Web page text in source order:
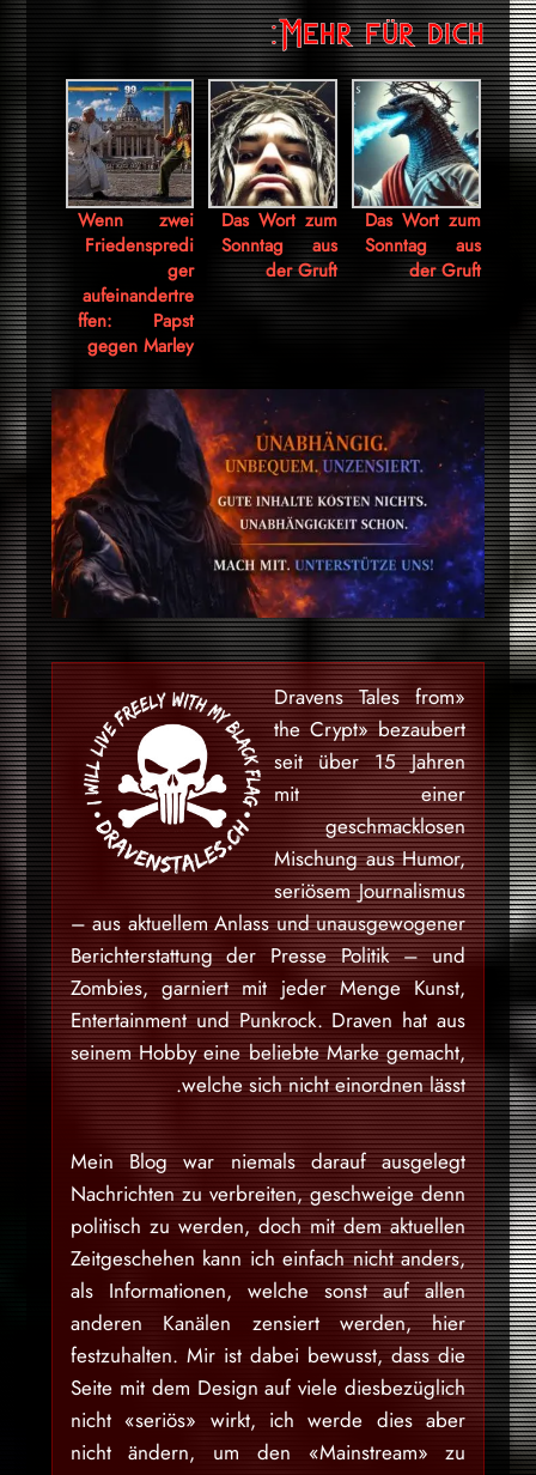
Mehr für dich:
Wenn zwei
Friedenspredi
ger
aufeinandertre
ffen: Papst
gegen Marley
Das Wort zum
Sonntag aus
der Gruft
Das Wort zum
Sonntag aus
der Gruft
«Dravens Tales from
the Crypt» bezaubert
seit über 15 Jahren
mit einer
geschmacklosen
Mischung aus Humor,
seriösem Journalismus
– aus aktuellem Anlass und unausgewogener
Berichterstattung der Presse Politik – und
Zombies, garniert mit jeder Menge Kunst,
Entertainment und Punkrock. Draven hat aus
seinem Hobby eine beliebte Marke gemacht,
welche sich nicht einordnen lässt.
Mein Blog war niemals darauf ausgelegt
Nachrichten zu verbreiten, geschweige denn
politisch zu werden, doch mit dem aktuellen
Zeitgeschehen kann ich einfach nicht anders,
als Informationen, welche sonst auf allen
anderen Kanälen zensiert werden, hier
festzuhalten. Mir ist dabei bewusst, dass die
Seite mit dem Design auf viele diesbezüglich
nicht «seriös» wirkt, ich werde dies aber
nicht ändern, um den «Mainstream» zu